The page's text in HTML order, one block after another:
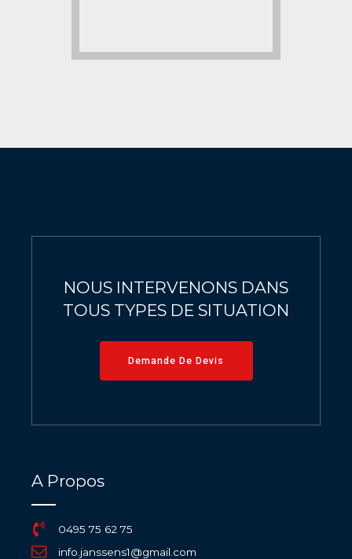
NOUS INTERVENONS DANS
TOUS TYPES DE SITUATION
Demande De Devis
A Propos
0495 75 62 75
info.janssens1@gmail.com